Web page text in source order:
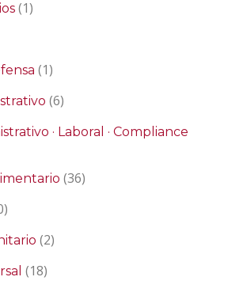
(1)
(1)
(6)
· Laboral · Compliance
(36)
(2)
(18)